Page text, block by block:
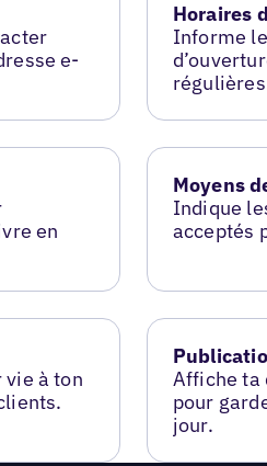
e-
Horaires
Informe
en
Moyens
Indique
acceptés
vie à ton
Affiche ta
pour
jour.